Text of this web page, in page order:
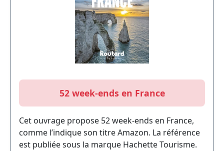
52 week-ends en France
Cet ouvrage propose 52 week-ends en France,
comme l’indique son titre Amazon. La référence
est publiée sous la marque Hachette Tourisme.